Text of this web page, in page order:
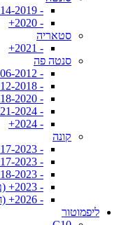
- 2014-2019
- 2020+
סטאריה
- 2021+
סנטה פה
- 2006-2012
- 2012-2018
- 2018-2020
- 2021-2024
- 2024+
קונה
- 2017-2023 (בנזין)
- 2017-2023 (הייבריד)
- 2018-2023 (חשמלית)
- 2023+ (בנזין/הייבריד)
- 2026+ (חשמלית)
ליפמוטור